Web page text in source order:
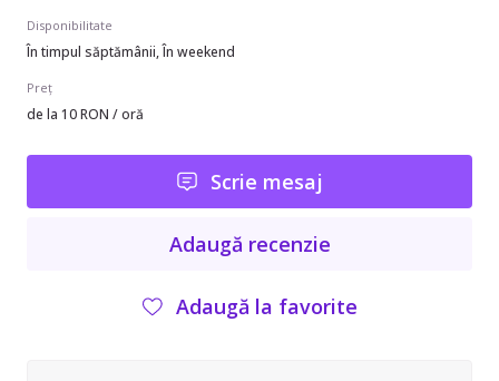
Disponibilitate
În timpul săptămânii, În weekend
Preț
de la 10 RON / oră
Scrie mesaj
Adaugă recenzie
Adaugă la favorite